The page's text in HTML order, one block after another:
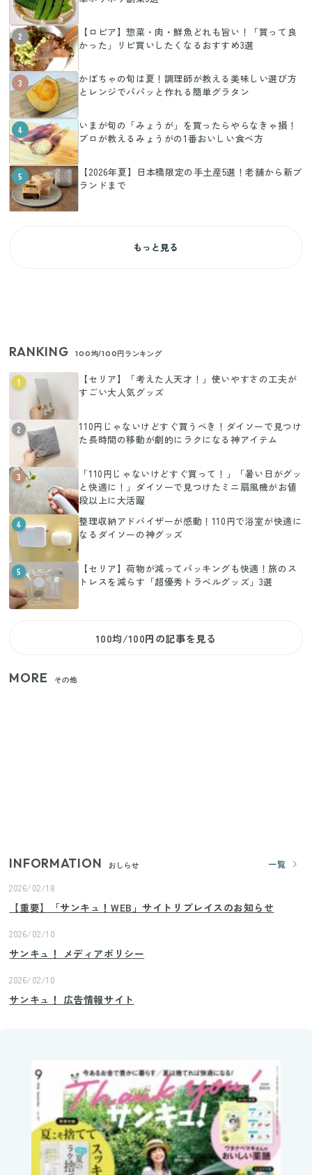
2
【ロピア】惣菜・肉・鮮魚どれも旨い！「買って良
かった」リピ買いしたくなるおすすめ3選
3
かぼちゃの旬は夏！調理師が教える美味しい選び方
とレンジでパパッと作れる簡単グラタン
4
いまが旬の「みょうが」を買ったらやらなきゃ損！
プロが教えるみょうがの1番おいしい食べ方
5
【2026年夏】日本橋限定の手土産5選！老舗から新ブ
ランドまで
もっと見る
RANKING 100均/100円ランキング
1
【セリア】「考えた人天才！」使いやすさの工夫が
すごい大人気グッズ
2
110円じゃないけどすぐ買うべき！ダイソーで見つけ
た長時間の移動が劇的にラクになる神アイテム
3
「110円じゃないけどすぐ買って！」「暑い日がグッ
と快適に！」ダイソーで見つけたミニ扇風機がお値
段以上に大活躍
4
整理収納アドバイザーが感動！110円で浴室が快適に
なるダイソーの神グッズ
5
【セリア】荷物が減ってパッキングも快適！旅のス
トレスを減らす「超優秀トラベルグッズ」3選
100均/100円の記事を見る
MORE その他
INFORMATION おしらせ
一覧
2026/02/18
【重要】「サンキュ！WEB」サイトリプレイスのお知らせ
2026/02/10
サンキュ！ メディアポリシー
2026/02/10
サンキュ！ 広告情報サイト